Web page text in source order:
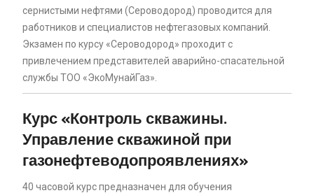
сернистыми нефтями (Сероводород) проводится для
работников и специалистов нефтегазовых компаний.
Экзамен по курсу «Сероводород» проходит с
привлечением представителей аварийно-спасательной
службы ТОО «ЭкоМунайГаз».
Курс «Контроль скважины.
Управление скважиной при
газонефтеводопроявлениях»
40 часовой курс предназначен для обучения